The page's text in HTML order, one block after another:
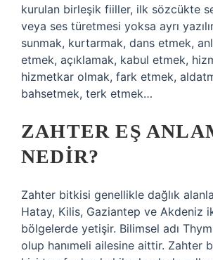
kurulan birleşik fiiller, ilk sözcükte
veya ses türetmesi yoksa ayrı
sunmak, kurtarmak, dans etmek,
etmek, açıklamak, kabul etmek,
hizmetkar olmak, fark etmek,
bahsetmek, terk etmek…
ZAHTER EŞ
NEDIR?
Zahter bitkisi genellikle dağlık
Hatay, Kilis, Gaziantep ve Akdeniz
bölgelerde yetişir. Bilimsel adı
olup hanımeli ailesine aittir. Zahter